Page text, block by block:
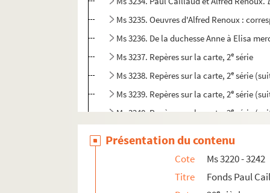
Ms 3235. Oeuvres d'Alfred Renoux :
Ms 3236. De la duchesse Anne à Elisa
Ms 3237. Repères sur la carte, 2e série
Ms 3238. Repères sur la carte, 2e série
Ms 3239. Repères sur la carte, 2e série
Ms 3240. Repères sur la carte, 2e
série
Ms 3243. Emile Boissier. Oeuvres poétiques
Présentation du contenu
Cote
Ms 3220 - 3242
Titre
Fonds Paul